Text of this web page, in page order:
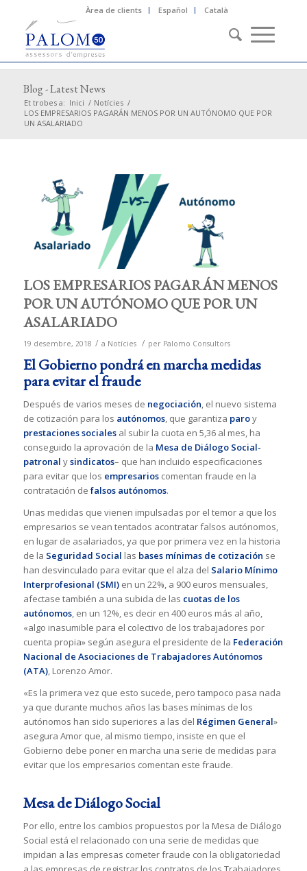
Àrea de clients Español Català
Blog - Latest News
Et trobes a: Inici / Notícies /
LOS EMPRESARIOS PAGARÁN MENOS POR UN AUTÓNOMO QUE POR
UN ASALARIADO
LOS EMPRESARIOS PAGARÁN MENOS
POR UN AUTÓNOMO QUE POR UN
ASALARIADO
19 desembre, 2018 / a Notícies / per Palomo Consultors
El Gobierno pondrá en marcha medidas
para evitar el fraude
Después de varios meses de negociación, el nuevo sistema
de cotización para los autónomos, que garantiza paroy
prestaciones socialesal subir la cuota en 5,36 al mes, ha
conseguido la aprovación de la Mesa de Diálogo Social-
patronal ysindicatos– que han incluido especificaciones
para evitar que los empresarioscomentan fraude en la
contratación de falsos autónomos.
Unas medidas que vienen impulsadas por el temor a que los
empresarios se vean tentados acontratar falsos autónomos,
en lugar de asalariados, ya que por primera vez en la historia
de la Seguridad Social las bases mínimas de cotización se
han desvinculado para evitar que el alza del Salario Mínimo
Interprofesional (SMI)en un 22%, a 900 euros mensuales,
afectase también a una subida de las cuotas de los
autónomos, en un 12%, es decir en 400 euros más al año,
«algo inasumible para el colectivo de los trabajadores por
cuenta propia» según asegura el presidente de la Federación
Nacional de Asociaciones de Trabajadores Autónomos
(ATA), Lorenzo Amor.
«Es la primera vez que esto sucede, pero tampoco pasa nada
ya que durante muchos años las bases mínimas de los
autónomos han sido superiores a las del Régimen General»
asegura Amor que, al mismo tiempo, insiste en que el
Gobierno debe poner en marcha una serie de medidas para
evitar que los empresarios comentan este fraude.
Mesa de Diálogo Social
Por ello, entre los cambios propuestos por la Mesa de Diálogo
Social está el relacionado con una serie de medidas que
impidan a las empresas cometer fraude con la obligatoriedad